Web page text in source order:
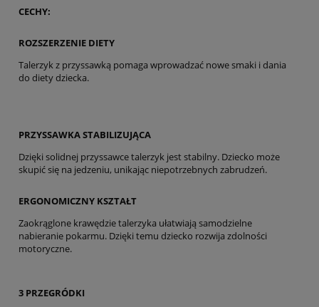
CECHY:
ROZSZERZENIE DIETY
Talerzyk z przyssawką pomaga wprowadzać nowe smaki i dania
do diety dziecka.
PRZYSSAWKA STABILIZUJĄCA
Dzięki solidnej przyssawce talerzyk jest stabilny. Dziecko może
skupić się na jedzeniu, unikając niepotrzebnych zabrudzeń.
ERGONOMICZNY KSZTAŁT
Zaokrąglone krawędzie talerzyka ułatwiają samodzielne
nabieranie pokarmu. Dzięki temu dziecko rozwija zdolności
motoryczne.
3 PRZEGRÓDKI